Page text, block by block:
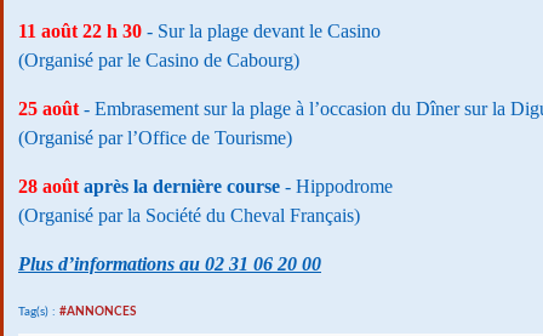
11 août 22 h 30 - Sur la plage devant le Casino
(Organisé par le Casino de Cabourg)
25 août - Embrasement sur la plage à l’occasion du Dîner sur la
(Organisé par l’Office de Tourisme)
28 août après la dernière course - Hippodrome
(Organisé par la Société du Cheval Français)
Plus d’informations au 02 31 06 20 00
Tag(s) : #ANNONCES